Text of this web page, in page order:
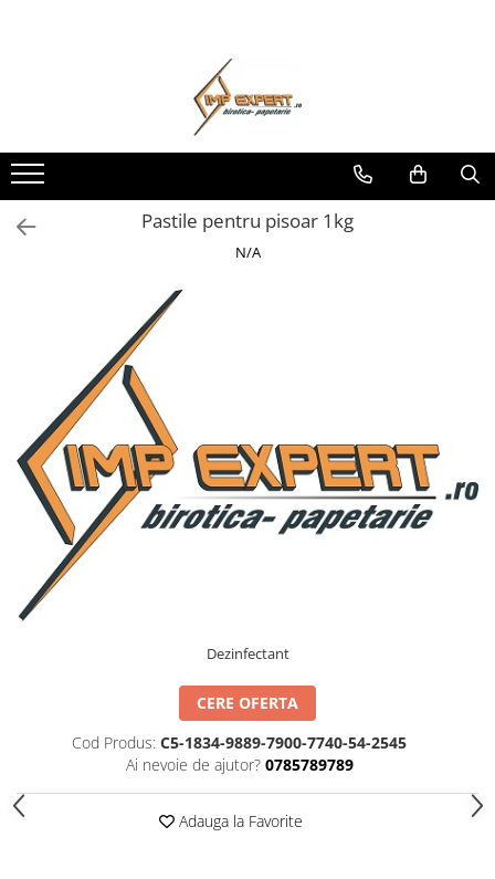
ORGANIZARE & ARHIVARE
BIBLIORAFTURI & CAIETE MECANICE
ACCESORII ARHIVARE
SEPARATOARE
CUTII DE ARHIVARE
DOSARE DIN PLASTIC & CARTON
MAPE DE BIROU
CLIPBOARD-URI
ARTICOLE DIN HARTIE
HARTIE PENTRU COPIATOR SI
IMPRIMANTA
HARTIE & CARTON COLOR
TIPIZATE & HARTII OPERATIONALE
PLICURI PENTRU CORESPONDENTA,
DOCUMENTE & SPECIALE
CUBURI DIN HARTIE & CUBURI
CAIETE & BLOCK NOTES-URI
ACCESORII PENTRU BIROU
PERFORATOARE
CAPSATOARE & DECAPSATOARE
CAPSE & SUPORTURI
Pastile pentru pisoar 1kg
N/A
Dezinfectant
CERE OFERTA
Cod Produs: C5-1834-9889-7900-7740-54-2545
Ai nevoie de ajutor? 0785789789
Adauga la Favorite